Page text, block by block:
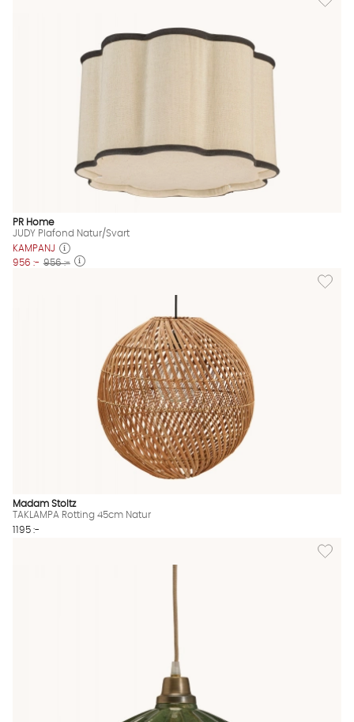
PR Home
JUDY Plafond Natur/Svart
KAMPANJ
956 :- 956 :-
Lägg
Madam Stoltz
TAKLAMPA Rotting 45cm Natur
1195 :-
Lägg